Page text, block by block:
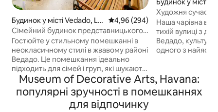
Будинок у місті Vedado, La
Havana
Середня оцінка: 4,96 з 5,
4,96 (294)
Сімейний будинок представницького
класу з надійним електропостачанням
Гостюйте у стильному помешканні в
неокласичному стилі в жвавому районі
Ведадо. Це помешкання ідеально
підходить для сімей і груп, які шукають
комфорт і зручне розташування. -
Неподалік знаходиться набережна
Малекон, – Готель «Національ» -
Ресторани з найвищим рейтингом –
Художня сучасна
Вілла Дієго
Наша чарівна
тихій вулиці з
Ведадо,
одного з
навколо, але
місті, всього в
від головної
Museum of Decorative Arts, Havana:
популярні зручності в помешканнях
для відпочинку